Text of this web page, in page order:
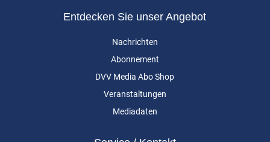
Entdecken Sie unser Angebot
Nachrichten
Abonnement
DVV Media Abo Shop
Veranstaltungen
Mediadaten